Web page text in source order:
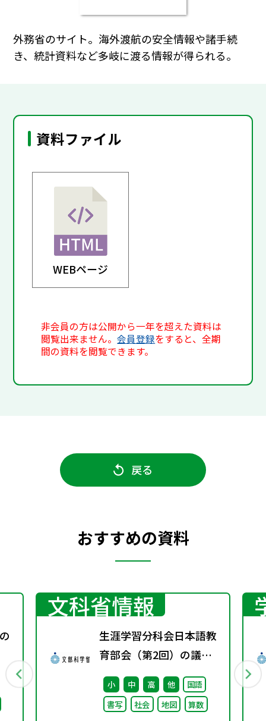
外務省のサイト。海外渡航の安全情報や諸手続
き、統計資料など多岐に渡る情報が得られる。
資料ファイル
WEBページ
非会員の方は公開から一年を超えた資料は
閲覧出来ません。会員登録をすると、全期
間の資料を閲覧できます。
戻る
おすすめの資料
文科省情報
生涯学習分科会日本語教
育部会（第2回）の議事
録
小 中 高 他
国語
書写
社会 地図 算数